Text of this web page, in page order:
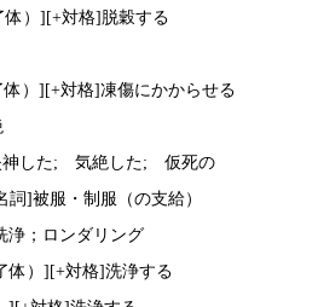
体）][+対格]脱穀する
）][+対格]凍傷にかからせる
神した; 気絶した; 仮死の
詞]被服・制服（の支給）
浄；ロンダリング
体）][+対格]洗浄する